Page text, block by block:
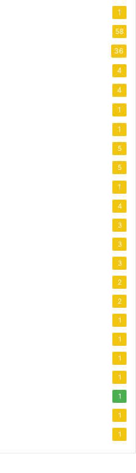
1
58
36
4
4
1
1
5
5
1
4
3
3
3
2
2
1
1
1
1
1
1
1